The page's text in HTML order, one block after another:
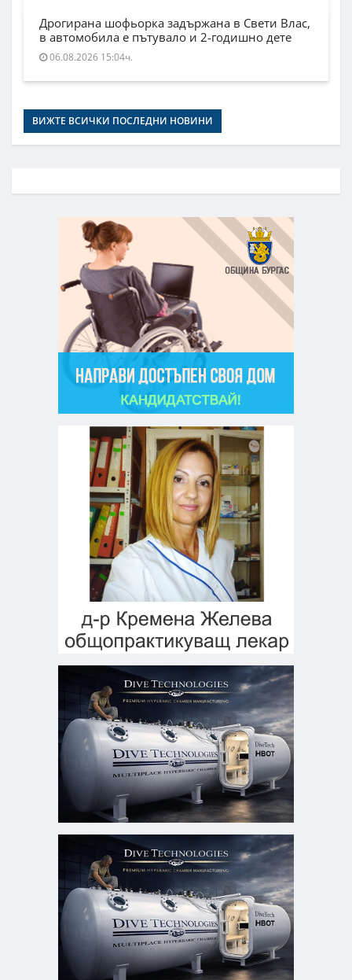
Дрогирана шофьорка задържана в Свети Влас,
в автомобила е пътувало и 2-годишно дете
06.08.2026 15:04ч.
ВИЖТЕ ВСИЧКИ ПОСЛЕДНИ НОВИНИ